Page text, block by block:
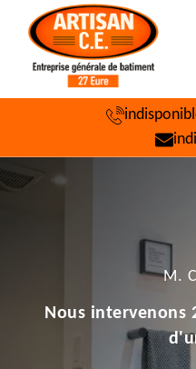
M.
Nous intervenons